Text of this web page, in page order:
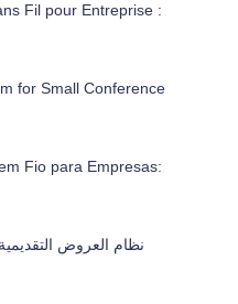
Fil pour Entreprise :
for Small Conference
Fio para Empresas:
نظام العروض